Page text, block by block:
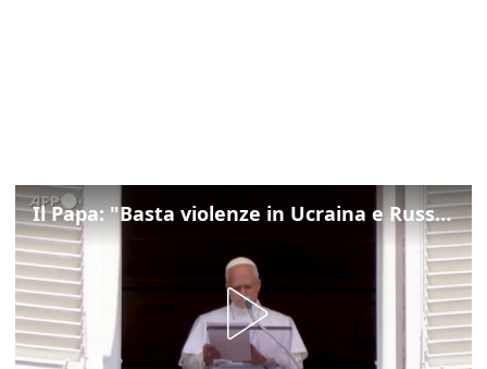
Il Papa: "Basta violenze in Ucraina e Russia, spazio a diplomazia"